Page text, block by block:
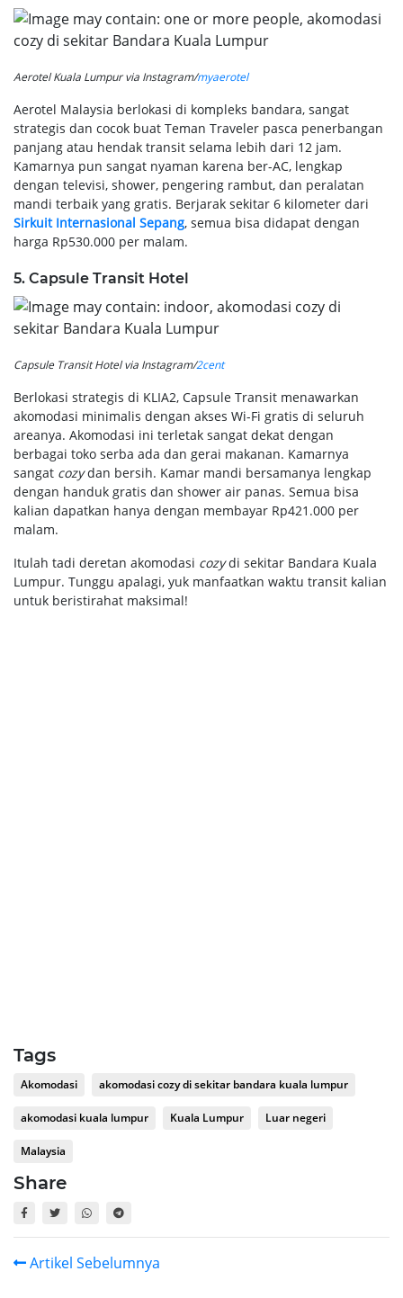
Aerotel Kuala Lumpur via Instagram/myaerotel
Aerotel Malaysia berlokasi di kompleks bandara, sangat
strategis dan cocok buat Teman Traveler pasca penerbangan
panjang atau hendak transit selama lebih dari 12 jam.
Kamarnya pun sangat nyaman karena ber-AC, lengkap
dengan televisi, shower, pengering rambut, dan peralatan
mandi terbaik yang gratis. Berjarak sekitar 6 kilometer dari
Sirkuit Internasional Sepang, semua bisa didapat dengan
harga Rp530.000 per malam.
5. Capsule Transit Hotel
Capsule Transit Hotel via Instagram/2cent
Berlokasi strategis di KLIA2, Capsule Transit menawarkan
akomodasi minimalis dengan akses Wi-Fi gratis di seluruh
areanya. Akomodasi ini terletak sangat dekat dengan
berbagai toko serba ada dan gerai makanan. Kamarnya
sangat cozydan bersih. Kamar mandi bersamanya lengkap
dengan handuk gratis dan shower air panas. Semua bisa
kalian dapatkan hanya dengan membayar Rp421.000 per
malam.
Itulah tadi deretan akomodasi cozydi sekitar Bandara Kuala
Lumpur. Tunggu apalagi, yuk manfaatkan waktu transit kalian
untuk beristirahat maksimal!
Tags
Akomodasi akomodasi cozy di sekitar bandara kuala lumpur
akomodasi kuala lumpur Kuala Lumpur Luar negeri
Malaysia
Share
Artikel Sebelumnya